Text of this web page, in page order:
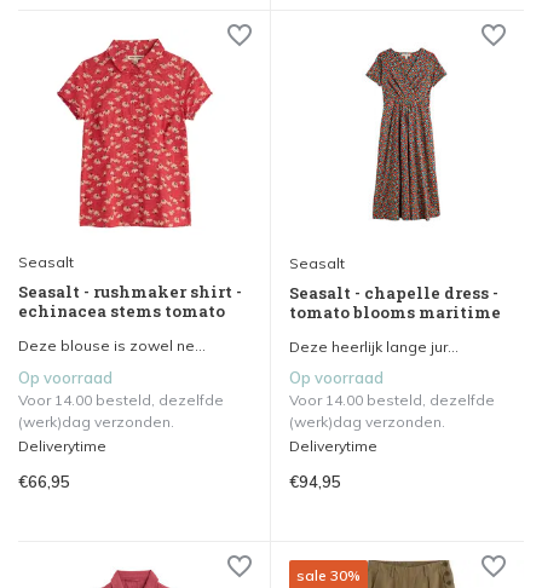
Seasalt
Seasalt - rushmaker shirt -
echinacea stems tomato
Deze blouse is zowel ne...
Op voorraad
Voor 14.00 besteld, dezelfde
(werk)dag verzonden.
Deliverytime
€66,95
Seasalt
Seasalt - chapelle dress -
tomato blooms maritime
Deze heerlijk lange jur...
Op voorraad
Voor 14.00 besteld, dezelfde
(werk)dag verzonden.
Deliverytime
€94,95
sale 30%